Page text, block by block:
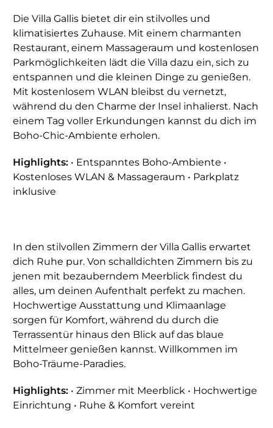
Die Villa Gallis bietet dir ein stilvolles und
klimatisiertes Zuhause. Mit einem charmanten
Restaurant, einem Massageraum und kostenlosen
Parkmöglichkeiten lädt die Villa dazu ein, sich zu
entspannen und die kleinen Dinge zu genießen.
Mit kostenlosem WLAN bleibst du vernetzt,
während du den Charme der Insel inhalierst. Nach
einem Tag voller Erkundungen kannst du dich im
Boho-Chic-Ambiente erholen.
Highlights: • Entspanntes Boho-Ambiente •
Kostenloses WLAN & Massageraum • Parkplatz
inklusive
In den stilvollen Zimmern der Villa Gallis erwartet
dich Ruhe pur. Von schalldichten Zimmern bis zu
jenen mit bezauberndem Meerblick findest du
alles, um deinen Aufenthalt perfekt zu machen.
Hochwertige Ausstattung und Klimaanlage
sorgen für Komfort, während du durch die
Terrassentür hinaus den Blick auf das blaue
Mittelmeer genießen kannst. Willkommen im
Boho-Träume-Paradies.
Highlights: • Zimmer mit Meerblick • Hochwertige
Einrichtung • Ruhe & Komfort vereint